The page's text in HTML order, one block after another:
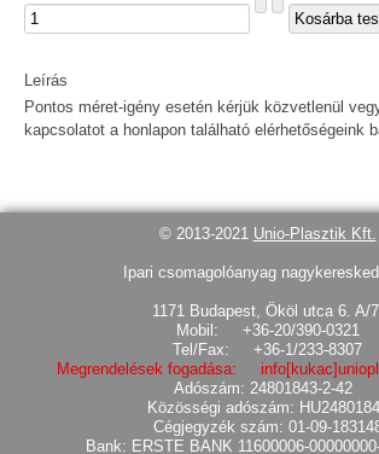
Leírás
Pontos méret-igény esetén kérjük közvetlenül
kapcsolatot a honlapon található elérhetőségeink
© 2013-2021 Unio-Plasztik Kft.
Ipari csomagolóanyag
1171 Budapest, Ököl utca 6. A/7.
Mobil: +36-20/390-0321
Tel/Fax: +36-1/233-8307
Megrendelések fogadása:
Adószám: 24801843-2-42
Közösségi adószám:
Cégjegyzék szám: 01-09-
Bank: ERSTE BANK 11600006-